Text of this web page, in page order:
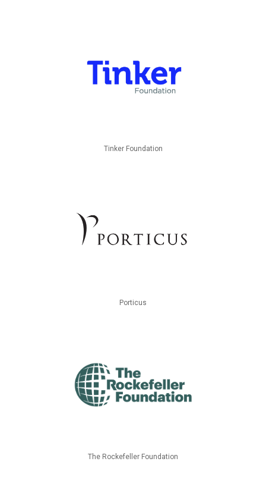
Tinker Foundation
Porticus
The Rockefeller Foundation